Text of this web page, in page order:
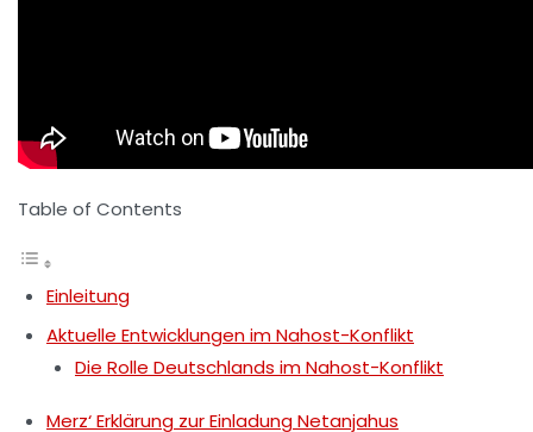
Table of Contents
Einleitung
Aktuelle Entwicklungen im Nahost-Konflikt
Die Rolle Deutschlands im Nahost-Konflikt
Merz‘ Erklärung zur Einladung Netanjahus